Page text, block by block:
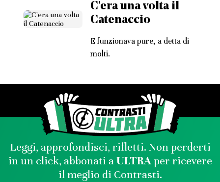
C'era una volta il
Catenaccio
E funzionava pure, a detta di
molti.
Leggi, approfondisci, rifletti. Non perderti
in un click, abbonati aULTRAper ricevere
il meglio di Contrasti.